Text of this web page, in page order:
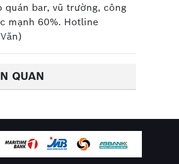
quán bar, vũ trường, công
mạnh 60%. Hotline
QUAN